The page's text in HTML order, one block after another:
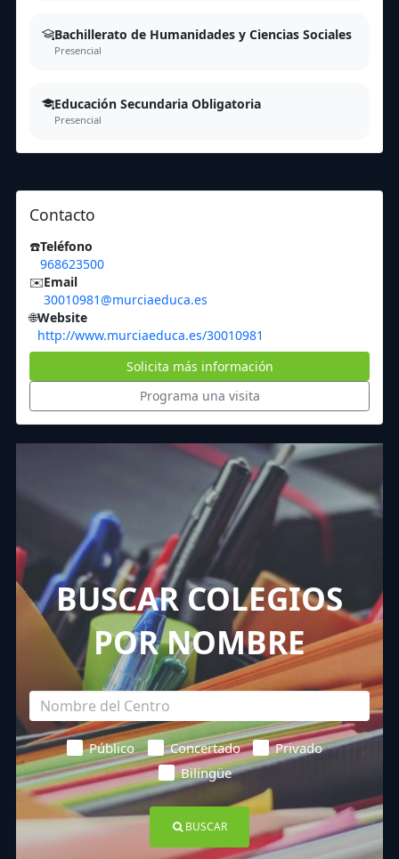
Bachillerato de Humanidades y Ciencias Sociales
Presencial
Educación Secundaria Obligatoria
Presencial
Contacto
☎️Teléfono
968623500
✉️Email
30010981@murciaeduca.es
🌐Website
http://www.murciaeduca.es/30010981
Solicita más información
Programa una visita
BUSCAR COLEGIOS
POR NOMBRE
Público Concertado
Privado
Bilingüe
BUSCAR